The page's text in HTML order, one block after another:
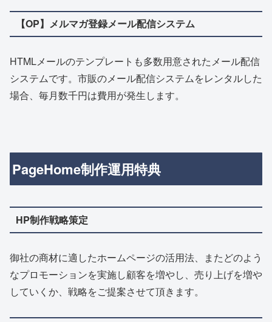
【OP】メルマガ登録メール配信システム
HTMLメールのテンプレートも多数用意されたメール配信
システムです。市販のメール配信システムをレンタルした
場合、毎月数千円は費用が発生します。
PageHome制作運用特典
HP制作戦略策定
御社の商材に適したホームページの活用法、またどのよう
なプロモーションを実施し顧客を増やし、売り上げを増や
していくか、戦略をご提案させて頂きます。